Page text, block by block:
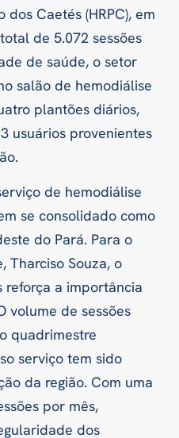
Caetés (HRPC), em
de 5.072 sessões
de saúde, o setor
salão de hemodiálise
plantões diários,
usuários provenientes
de hemodiálise
se consolidado como
do Pará. Para o
Tharciso Souza, o
a importância
volume de sessões
quadrimestre
serviço tem sido
da região. Com uma
por mês,
dos